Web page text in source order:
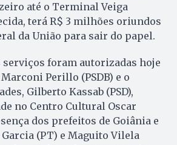
até o Terminal Veiga
terá R$ 3 milhões oriundos
da União para sair do papel.
serviços foram autorizadas hoje
Perillo (PSDB) e o
Gilberto Kassab (PSD),
no Centro Cultural Oscar
dos prefeitos de Goiânia e
(PT) e Maguito Vilela